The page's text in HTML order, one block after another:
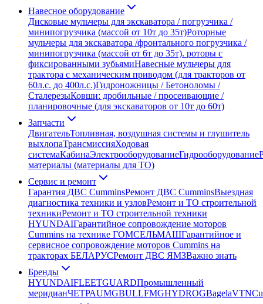
Навесное оборудование
Дисковые мульчеры для экскаватора / погрузчика /
минипогрузчика (массой от 10т до 35т)Роторные
мульчеры для экскаватора /фронтального погрузчика /
минипогрузчика (массой от 6т до 35т). роторы с
фиксированными зубьямиНавесные мульчеры для
трактора с механическим приводом (для тракторов от
60л.с. до 400л.с.)Гидроножницы / Бетоноломы /
СталерезыКовши: дробильные / просеивающие /
планировочные (для экскаваторов от 10т до 60т)
Запчасти
ДвигательТопливная, воздушная системы и глушитель
выхлопаТрансмиссияХодовая
системаКабинаЭлектрооборудованиеГидрооборудование
материалы (материалы для ТО)
Сервис и ремонт
Гарантия ДВС CumminsРемонт ДВС CumminsВыездная
диагностика техники и узловРемонт и ТО строительной
техникиРемонт и ТО строительной техники
HYUNDAIГарантийное сопровождение моторов
Cummins на технике ГОМСЕЛЬМАШГарантийное и
сервисное сопровождение моторов Cummins на
тракторах БЕЛАРУСРемонт ДВС ЯМЗВажно знать
Бренды
HYUNDAIFLEETGUARDПромышленный
меридианЧЕТРАUMGBULLFMGHYDROGBagelaVTN